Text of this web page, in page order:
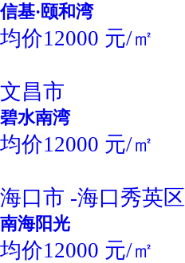
信基·颐和湾
均价12000 元/㎡
文昌市
碧水南湾
均价12000 元/㎡
海口市 -海口秀英区
南海阳光
均价12000 元/㎡